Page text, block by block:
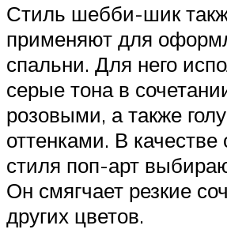
Стиль шебби-шик
применяют для
спальни. Для него
серые тона в
розовыми, а также
оттенками. В
стиля поп-арт
Он смягчает резкие
других цветов.